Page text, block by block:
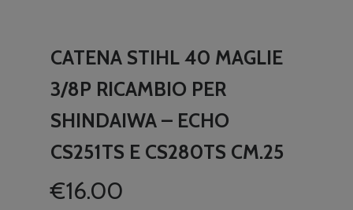
CATENA STIHL 40 MAGLIE
3/8P RICAMBIO PER
SHINDAIWA – ECHO
CS251TS E CS280TS CM.25
€16.00